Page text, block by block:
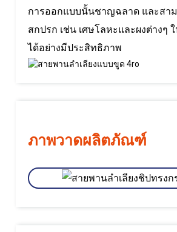
การออกแบบนั้นชาญฉลาด และสา
สกปรก เช่น เศษโลหะและผงต่างๆ
ได้อย่างมีประสิทธิภาพ
ภาพวาดผลิตภัณฑ์